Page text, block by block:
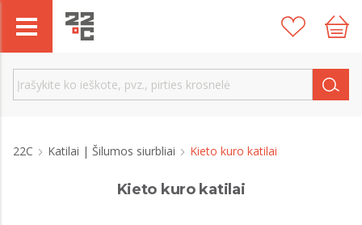
22C Katilai | Šilumos siurbliai Kieto kuro katilai
Kieto kuro katilai